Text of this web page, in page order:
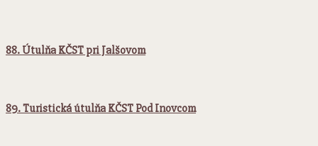
88. Útulňa KČST pri Jalšovom
89. Turistická útulňa KČST Pod Inovcom